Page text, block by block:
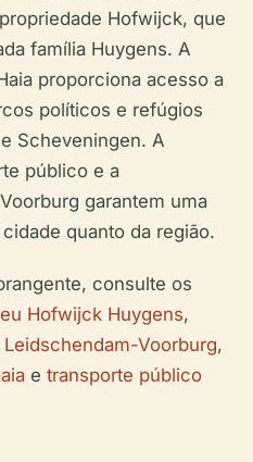
Hofwijck, que
família Huygens. A
proporciona acesso a
políticos e refúgios
Scheveningen. A
público e a
garantem uma
quanto da região.
consulte os
Hofwijck Huygens,
Voorburg,
e transporte público